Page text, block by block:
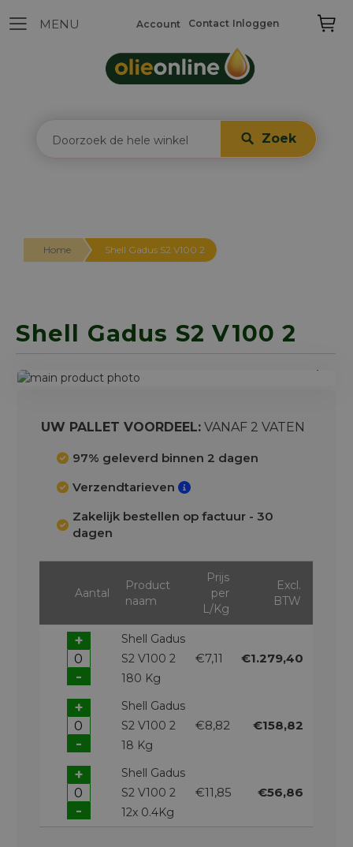
Zoek
Contact Inloggen
Account
Home Shell Gadus S2 V100 2
Shell Gadus S2 V100 2
Ga
einde
afbeeldingen-
UW PALLET VOORDEEL: VANAF 2 VATEN
97% geleverd binnen 2 dagen
Verzendtarieven
Zakelijk bestellen op factuur - 30
dagen
Aantal
Product
naam
Prijs
per
L/Kg
Excl.
BTW
-
+
Shell Gadus
S2 V100 2
180 Kg
€7,11 €1.279,40
-
+
Shell Gadus
S2 V100 2
18 Kg
€8,82 €158,82
-
+
Shell Gadus
S2 V100 2
12x 0.4Kg
€11,85 €56,86